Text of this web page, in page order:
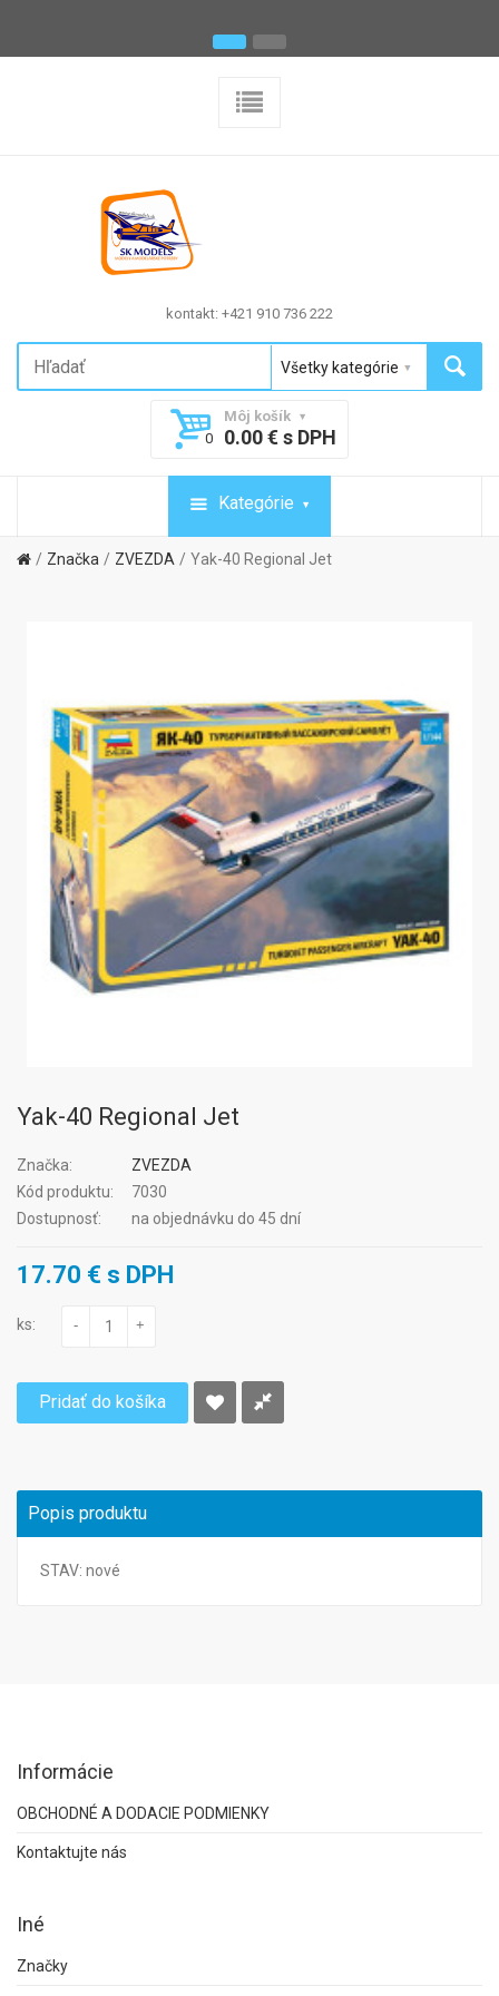
kontakt: +421 910 736 222
Môj košík
0
0.00 € s DPH
Kategórie
Značka ZVEZDA Yak-40 Regional Jet
Yak-40 Regional Jet
Značka:
ZVEZDA
Kód produktu:
7030
Dostupnosť:
na objednávku do 45 dní
17.70 € s DPH
ks: - +
Pridať do košíka
Popis produktu
STAV: nové
Informácie
OBCHODNÉ A DODACIE PODMIENKY
Kontaktujte nás
Iné
Značky